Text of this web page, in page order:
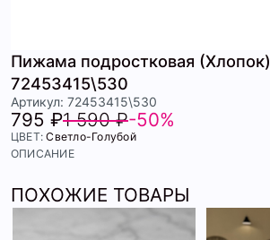
Пижама подростковая (Хлопок)
72453415\530
Артикул: 72453415\530
795 ₽1 590 ₽-50%
ЦВЕТ:Светло-Голубой
ОПИСАНИЕ
ПОХОЖИЕ ТОВАРЫ